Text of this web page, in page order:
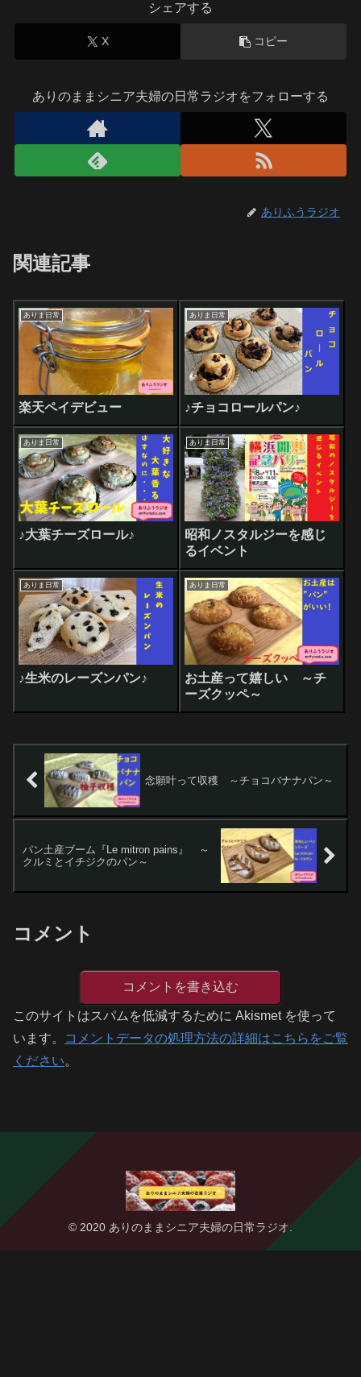
シェアする
X コピー
ありのままシニア夫婦の日常ラジオをフォローする
ありふうラジオ
関連記事
ありま日常
楽天ペイデビュー
ありま日常
♪チョコロールパン♪
ありま日常
♪大葉チーズロール♪
ありま日常
昭和ノスタルジーを感じ
るイベント
ありま日常
♪生米のレーズンパン♪
ありま日常
お土産って嬉しい ～チ
ーズクッペ～
念願叶って収穫 ～チョコバナナパン～
パン土産ブーム『Le mitron pains』 ～
クルミとイチジクのパン～
コメント
コメントを書き込む
このサイトはスパムを低減するために Akismet を使って
います。
コメントデータの処理方法の詳細はこちらをご覧
ください。
© 2020 ありのままシニア夫婦の日常ラジオ.